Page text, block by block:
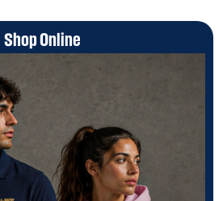
Shop Online